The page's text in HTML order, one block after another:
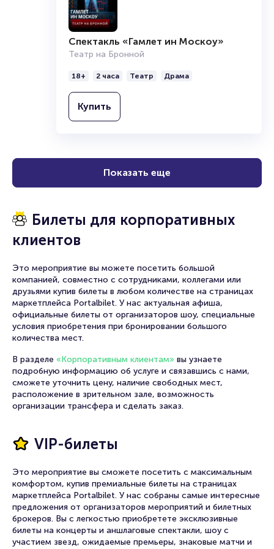
Спектакль «Гамлет ин Москоу»
Театр на Бронной
18+ 2 часа Театр Драма
Купить
Показать еще
Билеты для корпоративных
клиентов
Это мероприятие вы можете посетить большой
компанией, совместно с сотрудниками, коллегами или
друзьями купив билеты в любом количестве на страницах
маркетплейса Portalbilet. У нас актуальная афиша,
официальные билеты от организаторов шоу, специальные
условия приобретения при бронировании большого
количества мест.
В разделе «Корпоративным клиентам» вы узнаете
подробную информацию об услуге и связавшись с нами,
сможете уточнить цену, наличие свободных мест,
расположение в зрительном зале, возможность
организации трансфера и сделать заказ.
VIP-билеты
Это мероприятие вы сможете посетить с максимальным
комфортом, купив премиальные билеты на страницах
маркетплейса Portalbilet. У нас собраны самые интересные
предложения от организаторов мероприятий и билетных
брокеров. Вы с легкостью приобретете эксклюзивные
билеты на концерты и аншлаговые спектакли, шоу с
участием звезд, ожидаемые премьеры, знаковые матчи и